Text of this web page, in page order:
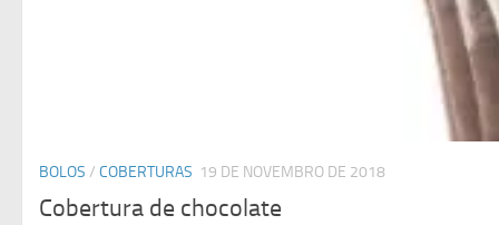
BOLOS / COBERTURAS 19 DE NOVEMBRO DE 2018
Cobertura de chocolate